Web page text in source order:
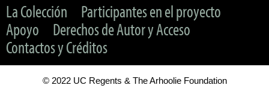
La Colección
Participantes en el proyecto
Apoyo
Derechos de Autor y Acceso
Contactos y Créditos
© 2022 UC Regents & The Arhoolie Foundation